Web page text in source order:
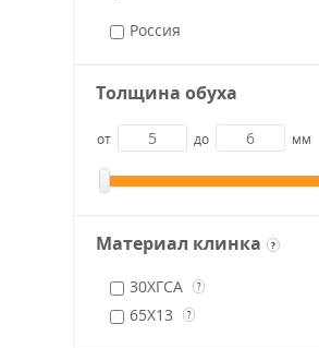
Россия
Толщина обуха
от до мм
Материал клинка ?
30ХГСА ?
65Х13 ?